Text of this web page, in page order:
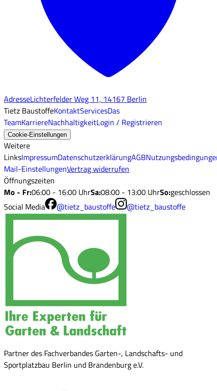
AdresseLichterfelder Weg 11, 14167 Berlin
Tietz BaustoffeKontaktServicesDas
TeamKarriereNachhaltigkeitLogin / Registrieren
Cookie-Einstellungen
Weitere
LinksImpressumDatenschutzerklärungAGB
Mail-EinstellungenVertrag widerrufen
Öffnungszeiten
Mo - Fr:06:00 - 16:00 UhrSa:08:00 - 13:00 UhrSo:geschlossen
Social Media
@tietz_baustoffe @tietz_baustoffe
Partner des Fachverbandes Garten-, Landschafts- und
Sportplatzbau Berlin und Brandenburg e.V.